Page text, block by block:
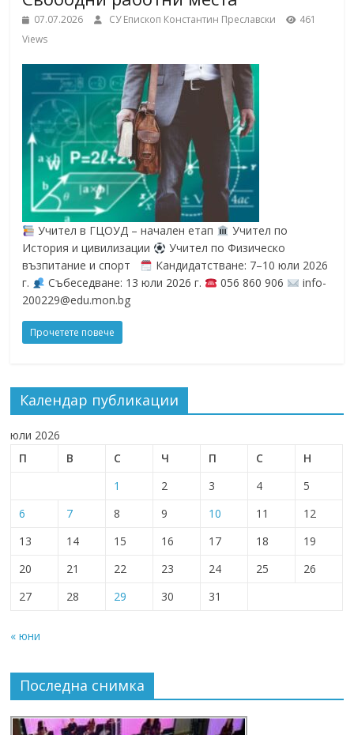
under the Erasmus+ Programme in
School,
Burgas
Средно
училище
"Епископ
Константин
Преславски"
Бургас
07.07.2026 СУ Епископ Константин Преславски
461
Views
Учител в ГЦОУД – начален етап
Учител по
История и цивилизации
Учител по Физическо
възпитание и спорт
Кандидатстване: 7–10 юли 2026
г.
Събеседване: 13 юли 2026 г. 056 860 906
info-
200229@edu.mon.bg
Прочетете повече
Календар публикации
юли 2026
П
В С Ч П С
Н
1
2 3 4
5
6
7 8 9 10 11
12
13
14 15 16 17 18
19
20
21 22 23 24 25
26
27
28 29 30 31
« юни
Последна снимка